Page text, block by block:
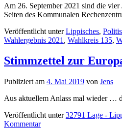
Am 26. September 2021 sind die
Seiten des Kommunalen
Veröffentlicht unter Lippisches,
Wahlergebnis 2021 , Wahlkreis 135,
Stimmzettel zur
Publiziert am 4. Mai 2019 von Jens
Aus aktuellem Anlass mal wieder …
Veröffentlicht unter 32791 Lage -
Kommentar